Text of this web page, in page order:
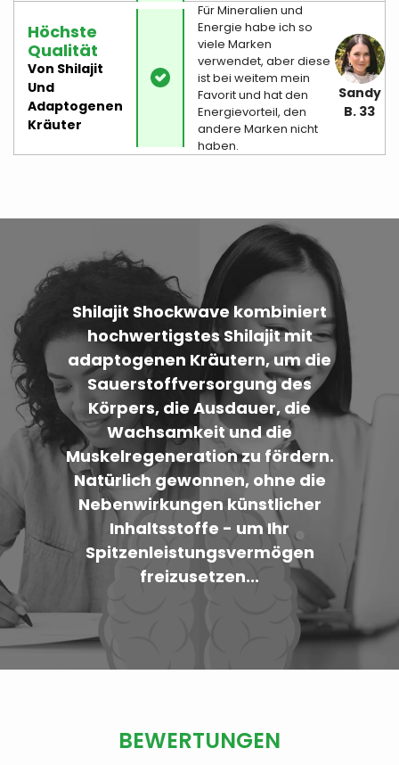
Höchste
Qualität
Von Shilajit
Und
Adaptogenen
Kräuter
Für Mineralien und
Energie habe ich so
viele Marken
verwendet, aber diese
ist bei weitem mein
Favorit und hat den
Energievorteil, den
andere Marken nicht
haben.
Sandy
B. 33
Shilajit Shockwave kombiniert
hochwertigstes Shilajit mit
adaptogenen Kräutern, um die
Sauerstoffversorgung des
Körpers, die Ausdauer, die
Wachsamkeit und die
Muskelregeneration zu fördern.
Natürlich gewonnen, ohne die
Nebenwirkungen künstlicher
Inhaltsstoffe - um Ihr
Spitzenleistungsvermögen
freizusetzen...
BEWERTUNGEN